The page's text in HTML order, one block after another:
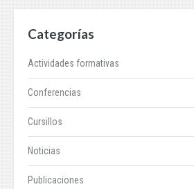
Categorías
Actividades formativas
Conferencias
Cursillos
Noticias
Publicaciones